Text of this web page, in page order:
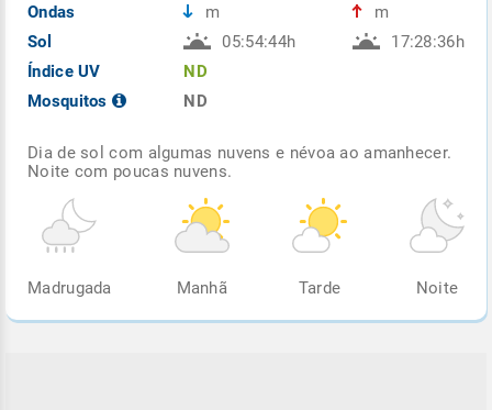
Ondas
Sol
Índice UV
Mosquitos
m
05:54:44h
ND
ND
m
17:28:36h
Dia de sol com algumas nuvens e névoa ao amanhecer.
Noite com poucas nuvens.
Madrugada Manhã Tarde Noite